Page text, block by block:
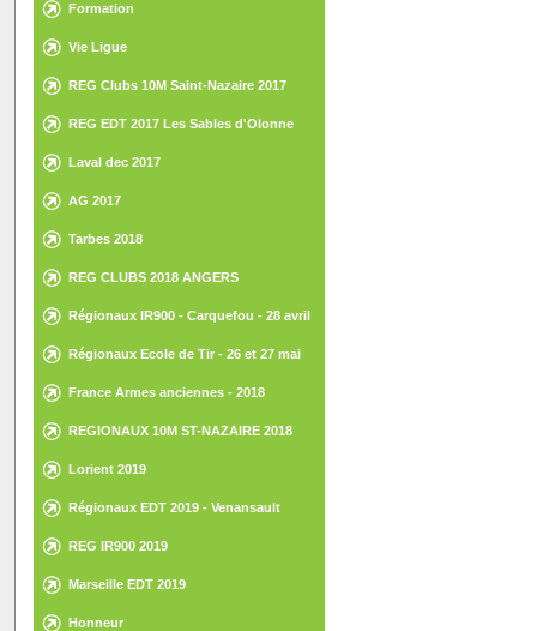
Formation
Vie Ligue
REG Clubs 10M Saint-Nazaire 2017
REG EDT 2017 Les Sables d'Olonne
Laval dec 2017
AG 2017
Tarbes 2018
REG CLUBS 2018 ANGERS
Régionaux IR900 - Carquefou - 28 avril
Régionaux Ecole de Tir - 26 et 27 mai
France Armes anciennes - 2018
REGIONAUX 10M ST-NAZAIRE 2018
Lorient 2019
Régionaux EDT 2019 - Venansault
REG IR900 2019
Marseille EDT 2019
Honneur